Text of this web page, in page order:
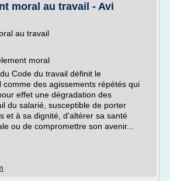
moral au travail - Avi
au travail
moral
Code du travail définit le
comme des agissements répétés qui
effet une dégradation des
du salarié, susceptible de porter
et à sa dignité, d'altérer sa santé
ou de compromettre son avenir...